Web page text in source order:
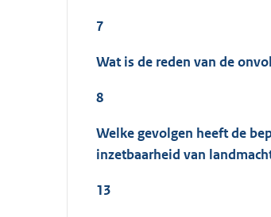
7
Wat is de reden van de
8
Welke gevolgen heeft de
inzetbaarheid van
13